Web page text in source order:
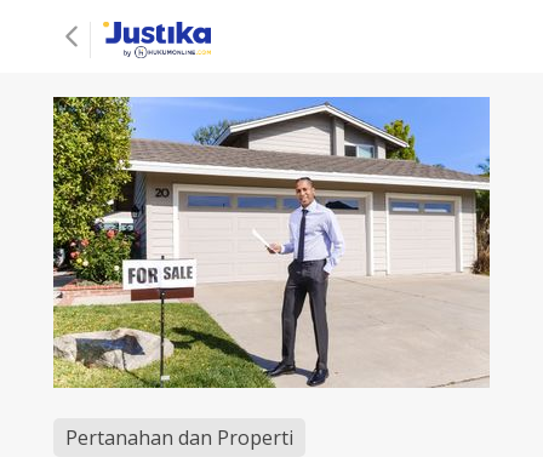
Pertanahan dan Properti